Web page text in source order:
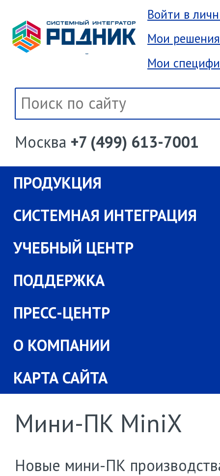
Войти в
Мои решения
Мои
Москва +7 (499) 613-7001
ПРОДУКЦИЯ
СИСТЕМНАЯ ИНТЕГРАЦИЯ
УЧЕБНЫЙ ЦЕНТР
ПОДДЕРЖКА
ПРЕСС-ЦЕНТР
О КОМПАНИИ
КАРТА САЙТА
Мини-ПК MiniX
Новые мини-ПК